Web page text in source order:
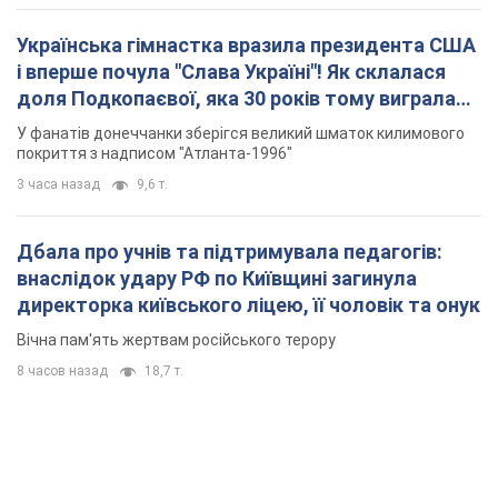
Українська гімнастка вразила президента США
і вперше почула "Слава Україні"! Як склалася
доля Подкопаєвої, яка 30 років тому виграла
"золото" Олімпіади
У фанатів донеччанки зберігся великий шматок килимового
покриття з надписом "Атланта-1996"
3 часа назад 9,6 т.
Дбала про учнів та підтримувала педагогів:
внаслідок удару РФ по Київщині загинула
директорка київського ліцею, її чоловік та онук
Вічна пам'ять жертвам російського терору
8 часов назад 18,7 т.